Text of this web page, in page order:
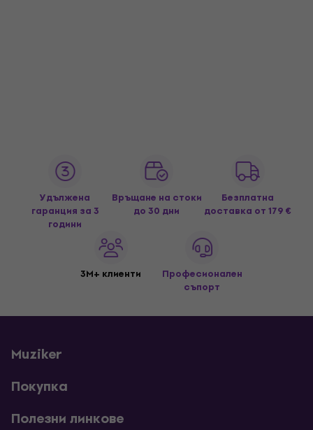
Удължена
гаранция за 3
години
Връщане на стоки
до 30 дни
Безплатна
доставка от 179 €
3M+ клиенти
Професионален
съпорт
Muziker
Покупка
Полезни линкове